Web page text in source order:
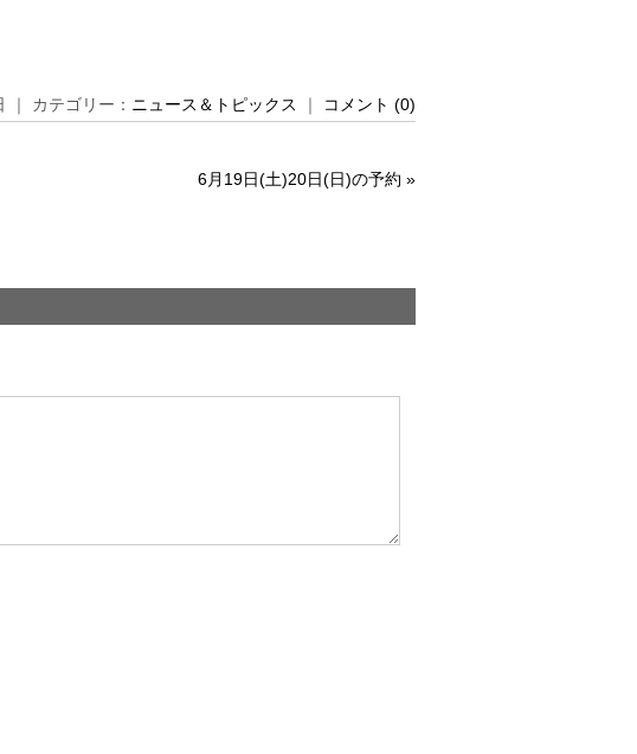
｜ カテゴリー： ニュース＆トピックス ｜ コメント (0)
6月19日(土)20日(日)の予約 »